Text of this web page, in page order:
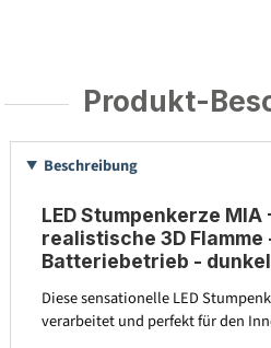
Produkt-
Beschreibung
LED Stumpenkerze
realistische 3D Flamme
Batteriebetrieb -
Diese sensationelle LED
verarbeitet und perfekt für den